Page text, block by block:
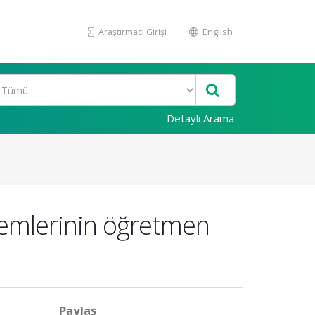
Araştırmacı Girişi English
Detaylı Arama
öğretmen
Paylaş